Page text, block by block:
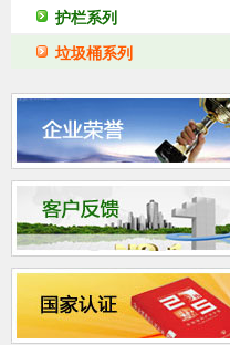
护栏系列
垃圾桶系列